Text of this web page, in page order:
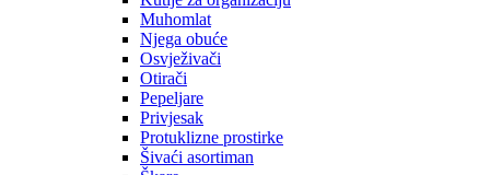
Muhomlat
Njega obuće
Osvježivači
Otirači
Pepeljare
Privjesak
Protuklizne prostirke
Šivaći asortiman